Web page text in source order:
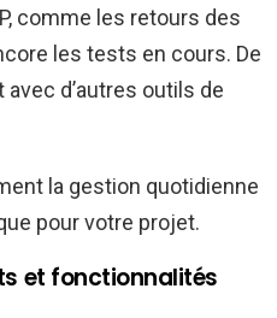
comme les retours des
les tests en cours. De
d’autres outils de
la gestion quotidienne
pour votre projet.
et fonctionnalités